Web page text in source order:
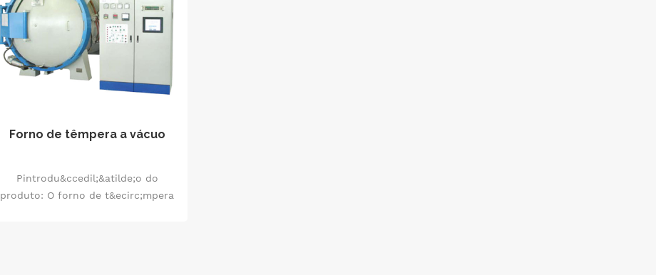
Forno de têmpera a vácuo
Pintrodu&ccedil;&atilde;o do
produto: O forno de t&ecirc;mpera